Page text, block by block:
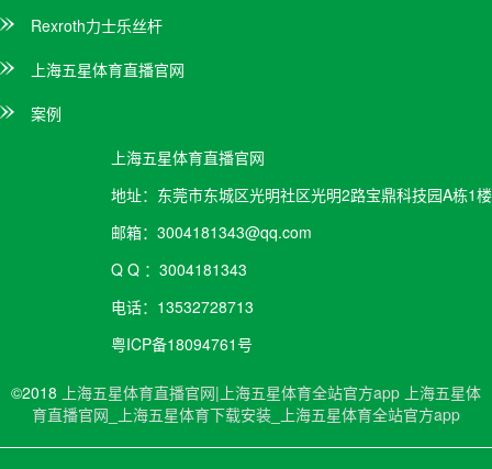
Rexroth力士乐丝杆
上海五星体育直播官网
案例
上海五星体育直播官网
地址： 东莞市东城区光明社区光明2路宝鼎科技园A栋1楼
邮箱： 3004181343@qq.com
Q Q ： 3004181343
电话： 13532728713
粤ICP备18094761号
©2018 上海五星体育直播官网|上海五星体育全站官方app 上海五星体
育直播官网
上海五星体育下载安装 上海五星体育全站官方app